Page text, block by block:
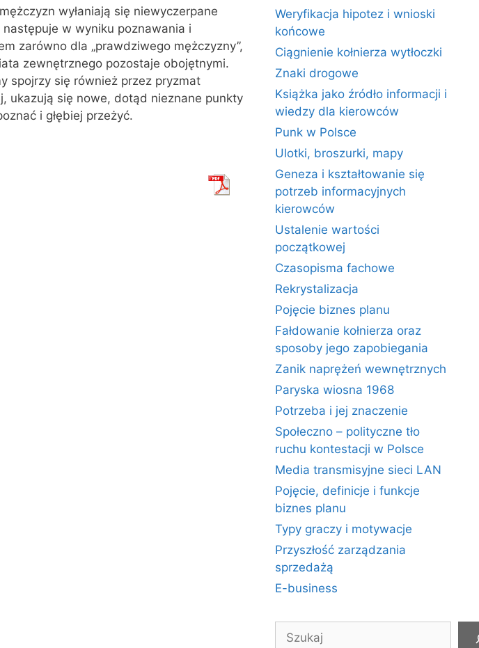
wyłaniają się niewyczerpane
w wyniku poznawania i
zarówno dla „prawdziwego mężczyzny”,
zewnętrznego pozostaje obojętnymi.
spojrzy się również przez pryzmat
ukazują się nowe, dotąd nieznane punkty
i głębiej przeżyć.
Weryfikacja hipotez i wnioski
końcowe
Ciągnienie kołnierza wytłoczki
Znaki drogowe
Książka jako źródło informacji i
wiedzy dla kierowców
Punk w Polsce
Ulotki, broszurki, mapy
Geneza i kształtowanie się
potrzeb informacyjnych
kierowców
Ustalenie wartości
początkowej
Czasopisma fachowe
Rekrystalizacja
Pojęcie biznes planu
Fałdowanie kołnierza oraz
sposoby jego zapobiegania
Zanik naprężeń wewnętrznych
Paryska wiosna 1968
Potrzeba i jej znaczenie
Społeczno – polityczne tło
ruchu kontestacji w Polsce
Media transmisyjne sieci LAN
Pojęcie, definicje i funkcje
biznes planu
Typy graczy i motywacje
Przyszłość zarządzania
sprzedażą
E-business
Szukaj